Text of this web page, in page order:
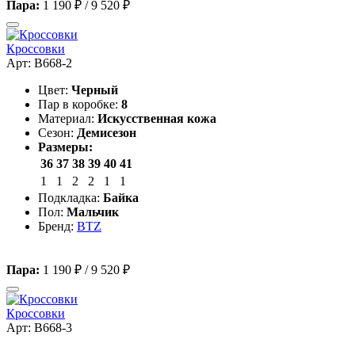
Пара: 1 190 ₽ /9 520 ₽
Кроссовки
Арт: B668-2
Цвет: Черный
Пар в коробке: 8
Материал: Искусственная кожа
Сезон: Демисезон
Размеры:
36 37 38 39 40 41
1
1 2 2 1
1
Подкладка: Байка
Пол: Мальчик
Бренд: BTZ
Пара: 1 190 ₽ /9 520 ₽
Кроссовки
Арт: B668-3